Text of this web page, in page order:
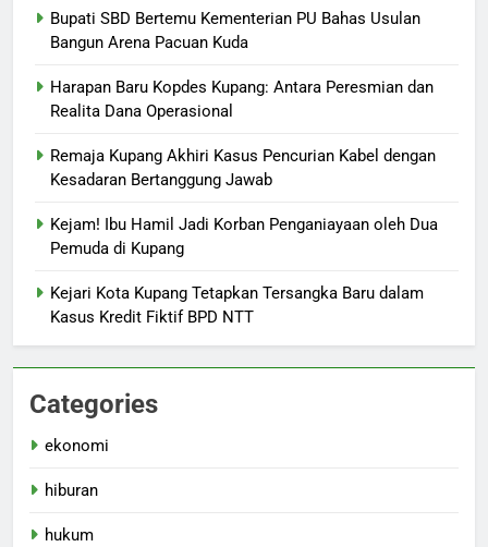
Bupati SBD Bertemu Kementerian PU Bahas Usulan
Bangun Arena Pacuan Kuda
Harapan Baru Kopdes Kupang: Antara Peresmian dan
Realita Dana Operasional
Remaja Kupang Akhiri Kasus Pencurian Kabel dengan
Kesadaran Bertanggung Jawab
Kejam! Ibu Hamil Jadi Korban Penganiayaan oleh Dua
Pemuda di Kupang
Kejari Kota Kupang Tetapkan Tersangka Baru dalam
Kasus Kredit Fiktif BPD NTT
Categories
ekonomi
hiburan
hukum